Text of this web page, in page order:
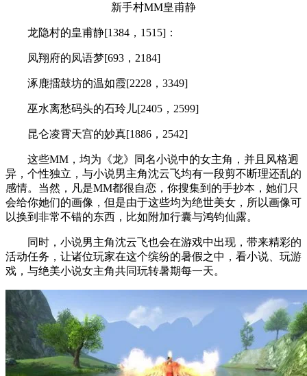
新手村MM皇甫静
龙隐村的皇甫静[1384，1515]：
凤翔府的凤语梦[693，2184]
涿鹿擂鼓坊的温如霞[2228，3349]
巫水离愁码头的石玲儿[2405，2599]
昆仑凌霄天宫的妙真[1886，2542]
这些MM，均为《龙》同名小说中的女主角，并且风格迥
异，个性独立，与小说男主角沈云飞均有一段剪不断理还乱的
感情。当然，凡是MM都很自恋，你搜集到的手抄本，她们只
会给你她们的画像，但是由于这些均为绝世美女，所以画像可
以换到非常不错的东西，比如附加行囊与鸿钧仙露。
同时，小说男主角沈云飞也会在游戏中出现，带来精彩的
活动任务，让诸位玩家在这个缤纷的暑假之中，看小说、玩游
戏，与绝美小说女主角共同玩转暑期每一天。